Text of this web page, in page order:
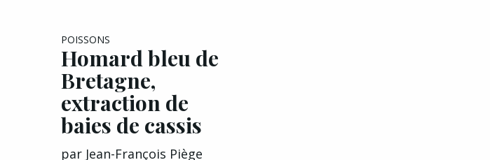
POISSONS
Homard bleu de
Bretagne,
extraction de
baies de cassis
par Jean-François Piège